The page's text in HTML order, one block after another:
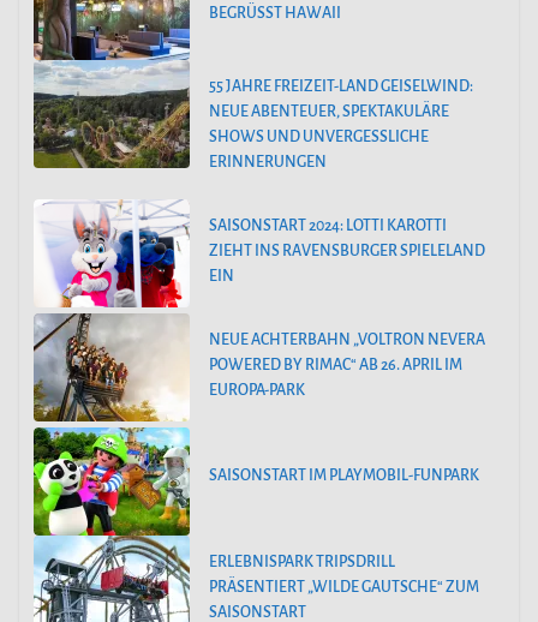
BEGRÜSST HAWAII
55 JAHRE FREIZEIT-LAND GEISELWIND:
NEUE ABENTEUER, SPEKTAKULÄRE
SHOWS UND UNVERGESSLICHE
ERINNERUNGEN
SAISONSTART 2024: LOTTI KAROTTI
ZIEHT INS RAVENSBURGER SPIELELAND
EIN
NEUE ACHTERBAHN „VOLTRON NEVERA
POWERED BY RIMAC“ AB 26. APRIL IM
EUROPA-PARK
SAISONSTART IM PLAYMOBIL-FUNPARK
ERLEBNISPARK TRIPSDRILL
PRÄSENTIERT „WILDE GAUTSCHE“ ZUM
SAISONSTART